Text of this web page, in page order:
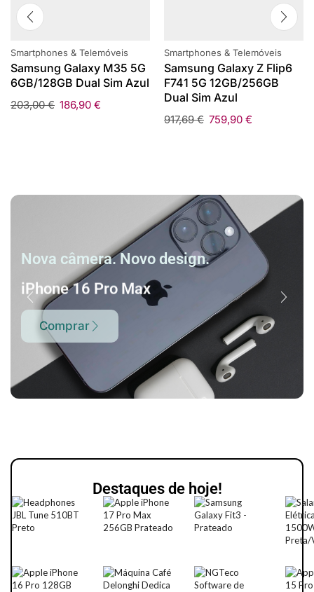
Smartphones & Telemóveis
Samsung Galaxy M35 5G
6GB/128GB Dual Sim Azul
203,00€ 186,90 €
Smartphones & Telemóveis
Samsung Galaxy Z Flip6
F741 5G 12GB/256GB
Dual Sim Azul
917,69€ 759,90 €
Nova câmera. Novo design.
iPhone 16 Pro Max
Comprar
Destaques de hoje!